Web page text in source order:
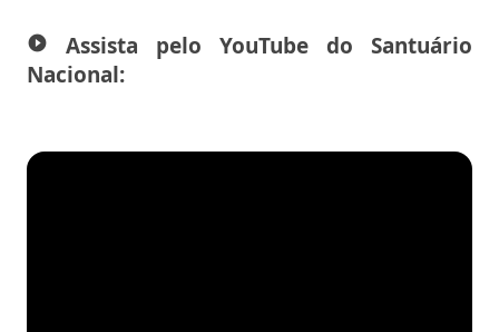
play_circle_filled
Assista pelo YouTube do Santuário
Nacional: